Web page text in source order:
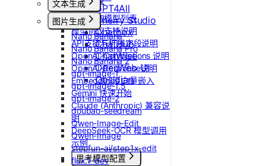
GPT4All
Cherry Studio
Chatbox
ChatHub
ChatWise
OpenWeb UI
Obsidian
错误码
文本生成
如何获取模型列表
模型协议支持说明
API支持与扩展字段说明
OpenAI-Completions 说明
OpenAI-Response说明
Embeddings 向量嵌入
Gemini 快速开始
Claude (Anthropic) 兼容说
明
DeepSeek-OCR 模型调用
示例
思考模型配置
图片生成
Nano Banana
Nano Banana Pro
Nano Banana 2
gpt-image-1
gpt-image-1.5
gpt-image-2
doubao-seedream
Qwen-Image-Edit
Qwen-Image
stepfun-ai/step1x-edit
flux.1-dev